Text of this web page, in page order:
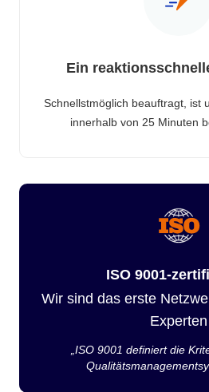
Ein
Schnellstmöglich beauftragt, ist
innerhalb von 25 Minuten
ISO 9001-
Wir sind das erste
Experten
„ISO 9001 definiert die